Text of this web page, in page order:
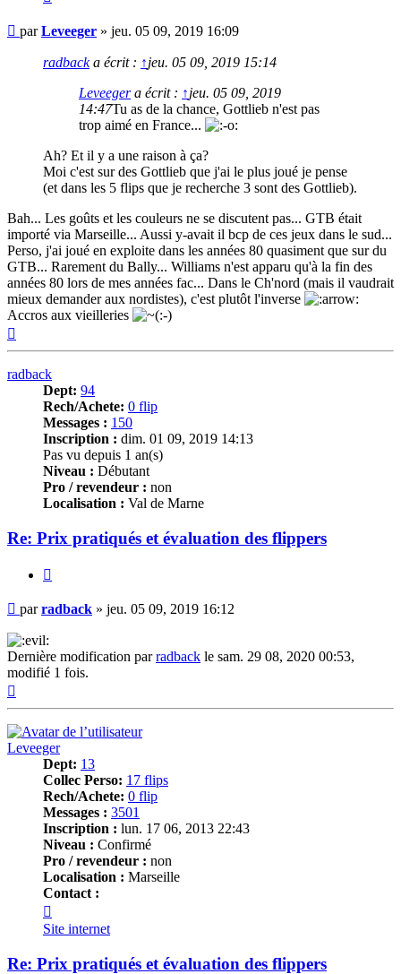
Message
parLeveeger » jeu. 05 09, 2019 16:09
radbacka écrit : ↑jeu. 05 09, 2019 15:14
Leveegera écrit : ↑jeu. 05 09, 2019
14:47Tu as de la chance, Gottlieb n'est pas
trop aimé en France...
Ah? Et il y a une raison à ça?
Moi c'est sur des Gottlieb que j'ai le plus joué je pense
(et dans les 5 flips que je recherche 3 sont des Gottlieb).
Bah... Les goûts et les couleurs ne se discutent pas... GTB était
importé via Marseille... Aussi y-avait il bcp de ces jeux dans le sud...
Perso, j'ai joué en exploite dans les années 80 quasiment que sur du
GTB... Rarement du Bally... Williams n'est apparu qu'à la fin des
années 80 lors de mes années fac... Dans le Ch'nord (mais il vaudrait
mieux demander aux nordistes), c'est plutôt l'inverse
Accros aux vieilleries
radback
Dept: 94
Rech/Achete: 0 flip
Messages : 150
Inscription : dim. 01 09, 2019 14:13
Pas vu depuis 1 an(s)
Niveau : Débutant
Pro / revendeur : non
Localisation : Val de Marne
Re: Prix pratiqués et évaluation des flippers
Message
parradback » jeu. 05 09, 2019 16:12
Dernière modification parradback le sam. 29 08, 2020 00:53,
modifié 1 fois.
Leveeger
Dept: 13
Collec Perso: 17 flips
Rech/Achete: 0 flip
Messages : 3501
Inscription : lun. 17 06, 2013 22:43
Niveau : Confirmé
Pro / revendeur : non
Localisation : Marseille
Contact :
Leveeger
Site internet
Re: Prix pratiqués et évaluation des flippers